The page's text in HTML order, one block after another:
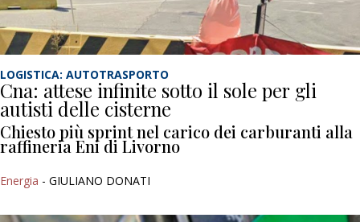
LOGISTICA: AUTOTRASPORTO
Cna: attese infinite sotto il sole per gli
autisti delle cisterne
Chiesto più sprint nel carico dei carburanti alla
raffineria Eni di Livorno
Energia - GIULIANO DONATI